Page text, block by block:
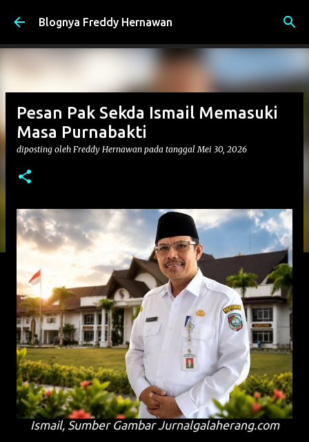
Langsung ke konten utama
Blognya Freddy Hernawan
Pesan Pak Sekda Ismail Memasuki
Masa Purnabakti
diposting oleh Freddy Hernawan pada tanggalMei 30, 2026
Ismail, Sumber Gambar Jurnalgalaherang.com